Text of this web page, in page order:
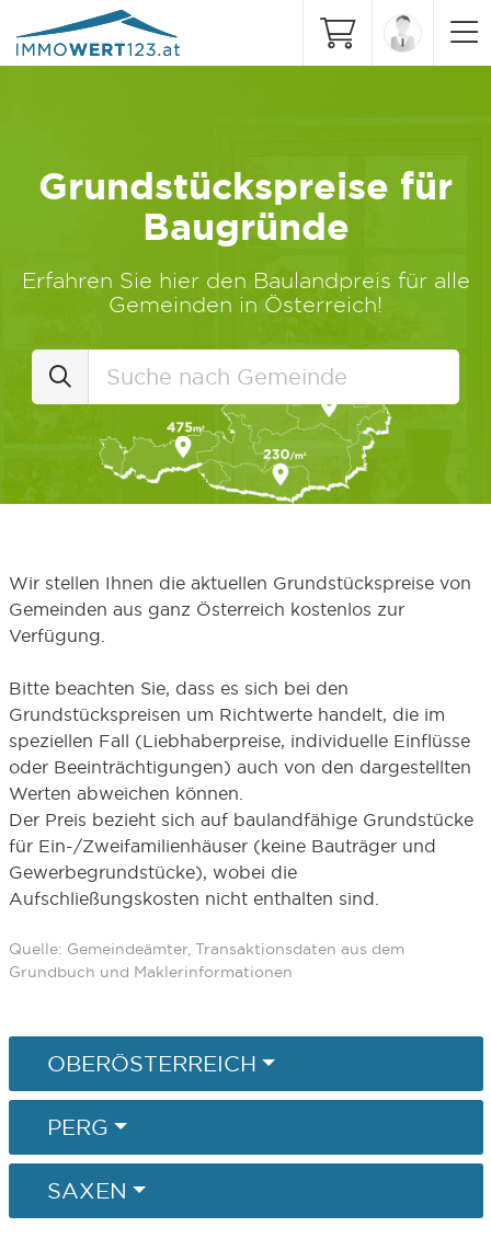
Grundstückspreise für
Baugründe
Erfahren Sie hier den Baulandpreis für alle
Gemeinden in Österreich!
Wir stellen Ihnen die aktuellen Grundstückspreise von
Gemeinden aus ganz Österreich kostenlos zur
Verfügung.
Bitte beachten Sie, dass es sich bei den
Grundstückspreisen um Richtwerte handelt, die im
speziellen Fall (Liebhaberpreise, individuelle Einflüsse
oder Beeinträchtigungen) auch von den dargestellten
Werten abweichen können.
Der Preis bezieht sich auf baulandfähige Grundstücke
für Ein-/Zweifamilienhäuser (keine Bauträger und
Gewerbegrundstücke), wobei die
Aufschließungskosten nicht enthalten sind.
Quelle: Gemeindeämter, Transaktionsdaten aus dem
Grundbuch und Maklerinformationen
OBERÖSTERREICH
PERG
SAXEN